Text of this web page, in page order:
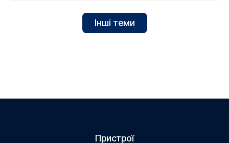
Інші теми
Пристрої